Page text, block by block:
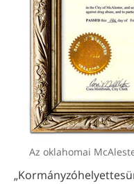
Az oklahomai